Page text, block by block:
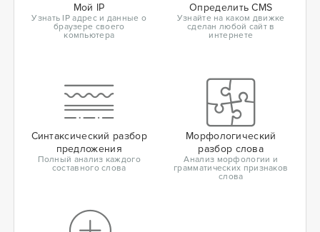
Мой IP
Узнать IP адрес и данные о
браузере своего
компьютера
Определить CMS
Узнайте на каком движке
сделан любой сайт в
интернете
Синтаксический разбор
предложения
Полный анализ каждого
составного слова
Морфологический
разбор слова
Анализ морфологии и
грамматических признаков
слова